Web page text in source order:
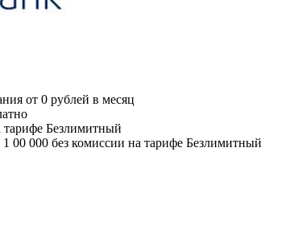
от 0 рублей в месяц
тарифе Безлимитный
1 00 000 без комиссии на тарифе Безлимитный